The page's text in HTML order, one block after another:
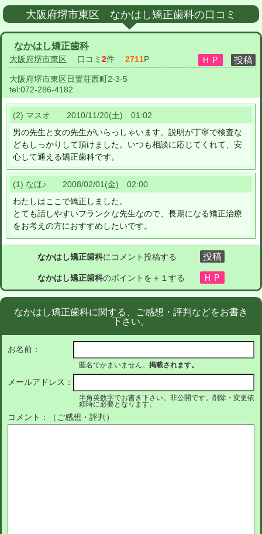
大阪府堺市東区 なかはし矯正歯科の口コミ
なかはし矯正歯科
大阪府堺市東区 口コミ 2件 2711P
大阪府堺市東区日置荘西町2-3-5
tel:072-286-4182
(2) マスオ 2010/11/20(土) 01:02
男の先生と女の先生がいらっしゃいます。説明が丁寧で検査な
どもしっかりして頂けました。いつも相談に応じてくれて、安
心して通える矯正歯科です。
(1) なほ♪ 2008/02/01(金) 02:00
わたしはここで矯正しました。
とても話しやすいフランクな先生なので、長期になる矯正治療
をお考えの方におすすめしたいです。
なかはし矯正歯科にコメント投稿する
なかはし矯正歯科のポイントを＋１する
なかはし矯正歯科に関する、ご感想・評判などをお書き
下さい。
お名前：
匿名でかまいません。 掲載されます。
メールアドレス：
半角英数字でお書き下さい。非公開です。削除・変更依
頼時に必要となります。
コメント：（ご感想・評判）